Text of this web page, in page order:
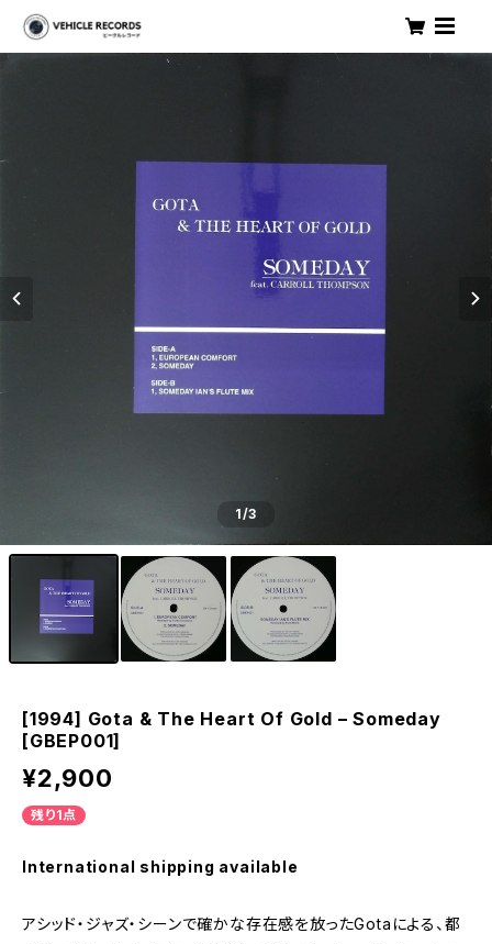
1/3
[1994] Gota & The Heart Of Gold – Someday
[GBEP001]
¥2,900
残り1点
International shipping available
アシッド・ジャズ・シーンで確かな存在感を放ったGotaによる、都